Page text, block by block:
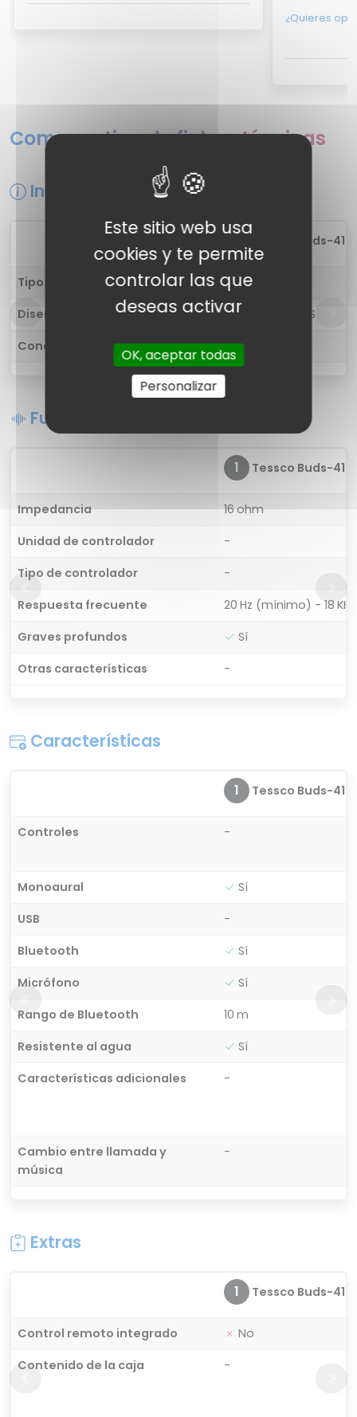
¿Quieres
Comparativa de fichas técnicas
Información general
1 Tessco Buds-410
Tipo de auricular
in-ear
Diseño
Auriculares TWS
Conectividad
Inalámbrica
Funciones de sonido
1 Tessco Buds-410
Impedancia
16 ohm
Unidad de controlador
-
Tipo de controlador
-
Respuesta frecuente
20 Hz (mínimo) - 18
Graves profundos
Sí
Otras características
-
Características
1 Tessco Buds-410
Controles -
Monoaural
Sí
USB
-
Bluetooth
Sí
Micrófono
Sí
Rango de Bluetooth
10 m
Resistente al agua
Sí
Características adicionales
-
Cambio entre llamada y
música
-
Extras
1 Tessco Buds-410
Control remoto integrado
No
Contenido de la caja
-
Este sitio web usa
cookies y te permite
controlar las que
deseas activar
OK, aceptar todas
Personalizar